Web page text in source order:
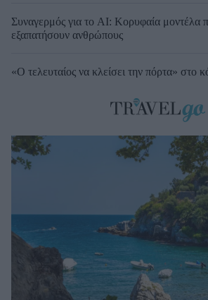
Συναγερμός για το AI: Κορυφαία μοντέλα
εξαπατήσουν ανθρώπους
«Ο τελευταίος να κλείσει την πόρτα» στο